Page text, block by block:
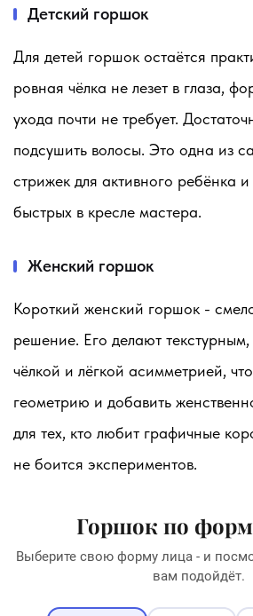
Детский горшок
Для детей горшок остаётся
ровная чёлка не лезет в глаза,
ухода почти не требует.
подсушить волосы. Это одна из
стрижек для активного ребёнка
быстрых в кресле мастера.
Женский горшок
Короткий женский горшок -
решение. Его делают
чёлкой и лёгкой асимметрией,
геометрию и добавить
для тех, кто любит графичные
не боится экспериментов.
Горшок по
Выберите свою форму лица - и
вам подойдёт.